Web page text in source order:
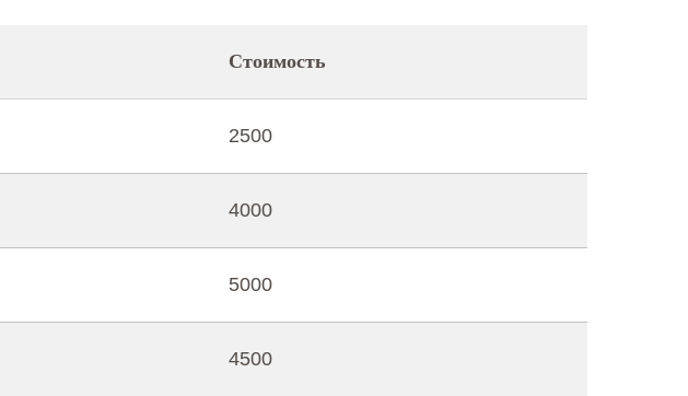
Стоимость
2500
4000
5000
4500